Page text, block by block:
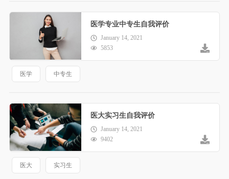
医学专业中专生自我评价
January 14, 2021
5853
医学 中专生
医大实习生自我评价
January 14, 2021
9402
医大 实习生